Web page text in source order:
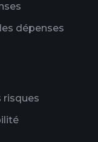
dépenses
risques